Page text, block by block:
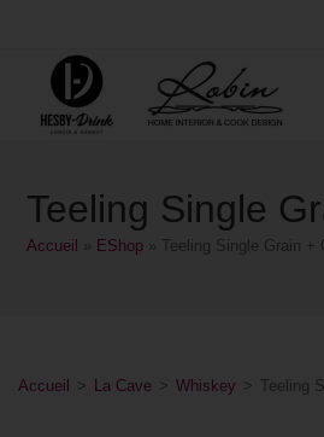
Teeling Single
Accueil EShop Teeling Single Grain +
Accueil > La Cave > Whiskey > Teeling